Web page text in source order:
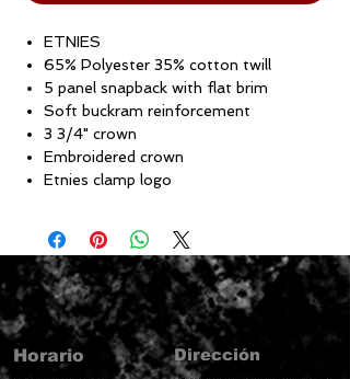
ETNIES
65% Polyester 35% cotton twill
5 panel snapback with flat brim
Soft buckram reinforcement
3 3/4" crown
Embroidered crown
Etnies clamp logo
Horario Dirección